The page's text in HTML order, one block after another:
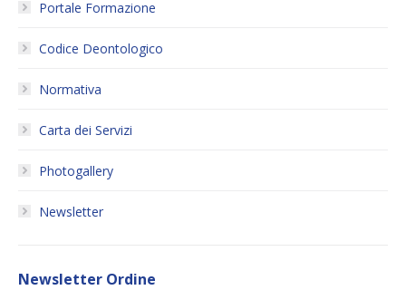
Portale Formazione
Codice Deontologico
Normativa
Carta dei Servizi
Photogallery
Newsletter
Newsletter Ordine